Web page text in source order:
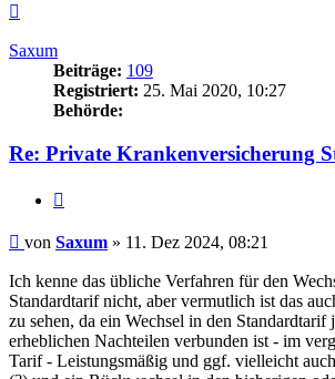
Saxum
Beiträge: 109
Registriert: 25. Mai 2020, 10:27
Behörde:
Re: Private Krankenversicherung
Beitrag
von Saxum » 11. Dez 2024, 08:21
Ich kenne das übliche Verfahren für den
Standardtarif nicht, aber vermutlich ist das
zu sehen, da ein Wechsel in den Standardtarif
erheblichen Nachteilen verbunden ist - im
Tarif - Leistungsmäßig und ggf. vielleicht